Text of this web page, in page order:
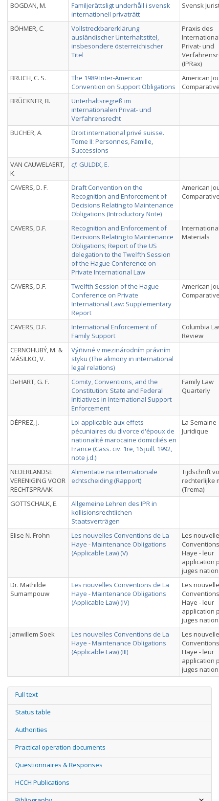
BOGDAN, M.
Familjerättsligt underhåll i svensk
internationell privaträtt
Svensk
BÖHMER, C.
Vollstreckbarerklärung
ausländischer Unterhaltstitel,
insbesondere österreichischer
Titel
Praxis des
Privat- und
(IPRax)
BRUCH, C. S.
The 1989 Inter-American
Convention on Support Obligations
American
BRÜCKNER, B.
Unterhaltsregreß im
internationalen Privat- und
Verfahrensrecht
BUCHER, A.
Droit international privé suisse.
Tome II: Personnes, Famille,
Successions
VAN CAUWELAERT,
K.
cf. GULDIX, E.
CAVERS, D. F.
Draft Convention on the
Recognition and Enforcement of
Decisions Relating to Maintenance
Obligations (Introductory Note)
American
CAVERS, D.F.
Recognition and Enforcement of
Decisions Relating to Maintenance
Obligations; Report of the US
delegation to the Twelfth Session
of the Hague Conference on
Private International Law
Materials
CAVERS, D.F.
Twelfth Session of the Hague
Conference on Private
International Law: Supplementary
Report
American
CAVERS, D.F.
International Enforcement of
Family Support
Columbia
Review
CERNOHUBÝ, M. &
MÁSILKO, V.
Výñivné v mezinárodním právním
styku (The alimony in international
legal relations)
DeHART, G. F.
Comity, Conventions, and the
Constitution: State and Federal
Initiatives in International Support
Enforcement
Family Law
Quarterly
DÉPREZ, J.
Loi applicable aux effets
pécuniaires du divorce d'époux de
nationalité marocaine domiciliés en
France (Cass. civ. 1re, 16 juill. 1992,
note j.d.)
La Semaine
Juridique
NEDERLANDSE
VERENIGING VOOR
RECHTSPRAAK
Alimentatie na internationale
echtscheiding (Rapport)
Tijdschrift
rechterlijke
(Trema)
GOTTSCHALK, E.
Allgemeine Lehren des IPR in
kollisionsrechtlichen
Staatsverträgen
Elise N. Frohn
Les nouvelles Conventions de La
Haye - Maintenance Obligations
(Applicable Law) (V)
Les
Haye - leur
application
juges
Dr. Mathilde
Sumampouw
Les nouvelles Conventions de La
Haye - Maintenance Obligations
(Applicable Law) (IV)
Les
Haye - leur
application
juges
Janwillem Soek
Les nouvelles Conventions de La
Haye - Maintenance Obligations
(Applicable Law) (III)
Les
Haye - leur
application
juges
Full text
Status table
Authorities
Practical operation documents
Questionnaires & Responses
HCCH Publications